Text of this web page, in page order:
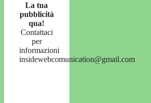
La tua
pubblicità
qua!
Contattaci
per
informazioni
insidewebcomunication@gmail.com